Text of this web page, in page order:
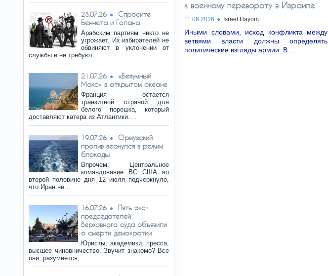
23.07.26
Спросите
Беннета и Голана
Арабским партиям никто не
угрожает. Их избирателей не
обвиняют в уклонении от
службы и не требуют…
21.07.26
«Безумный
Макс» в открытом океане
Франция остается
транзитной страной для
белого порошка, который
доставляют катера из Атлантики.…
19.07.26
Ормузский
пролив вернулся в режим
блокады
Впрочем, Центральное
командование ВС США во
второй половине дня 12 июля подчеркнуло,
что Иран не…
16.07.26
Пять экс-
председателей
Верховного суда объявили
о смерти демократии
Юристы, академики, пресса,
высшее чиновничество. Звучит знакомо? Все
они, разумеется,…
к военному перевороту в Израиле
11.06.2026 Israel Hayom
Иными словами, исход конфликта между
ветвями власти должны определять
политические взгляды армии. В…